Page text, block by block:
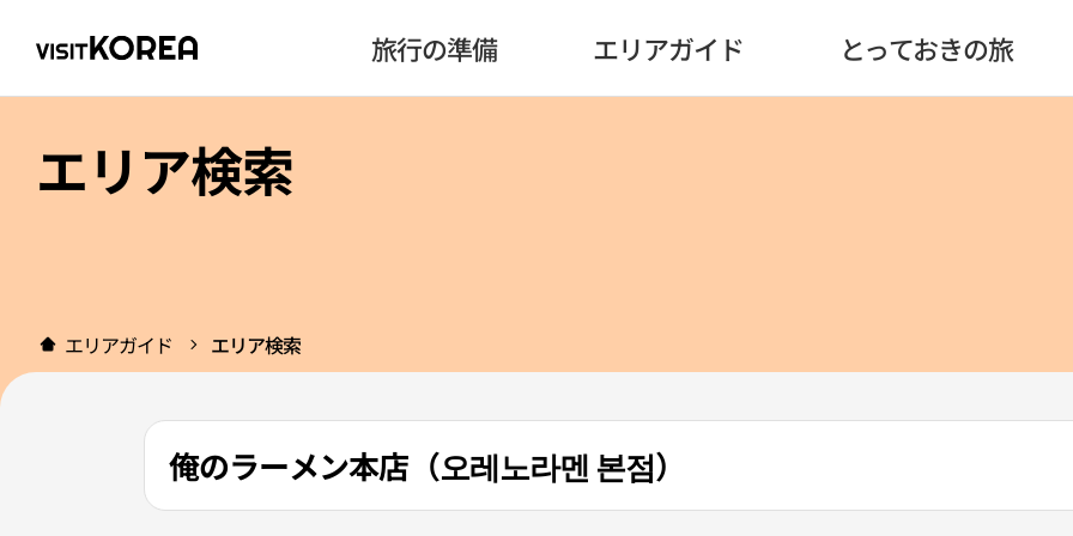
旅行の準備 エリアガイド とっておきの旅
エリア検索
エリアガイド エリア検索
俺のラーメン本店（오레노라멘 본점）